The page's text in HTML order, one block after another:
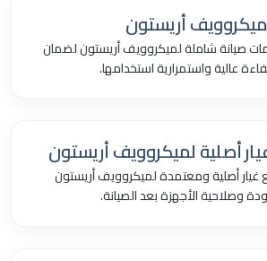
أريستون
صيانة شاملة لميكروويف أريستون لضمان
عالية واستمرارية استخدامها.
أصلية لميكروويف أريستون
أصلية ومعتمدة لميكروويف أريستون
وصلاحية الأجهزة بعد الصيانة.